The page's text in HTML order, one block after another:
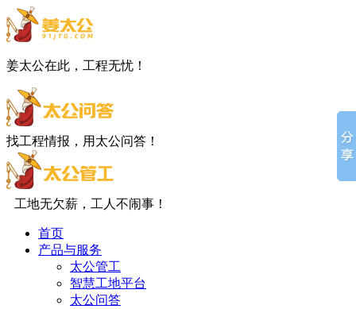
姜太公在此，工程无忧！
找工程情报，用太公问答！
工地无欠薪，工人不闹事！
首页
产品与服务
太公管工
智慧工地平台
太公问答